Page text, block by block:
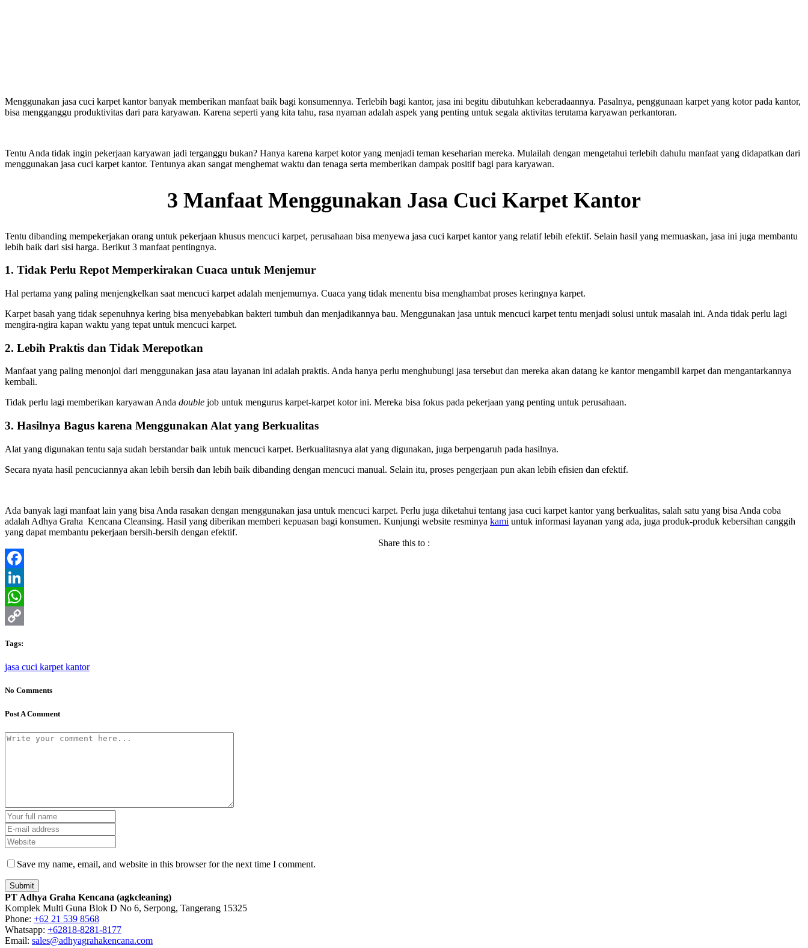
Menggunakan jasa cuci karpet kantor banyak memberikan manfaat baik bagi konsumennya. Terlebih bagi kantor, jasa ini begitu dibutuhkan keberadaannya. Pasalnya, penggunaan karpet yang kotor pada kantor,
bisa mengganggu produktivitas dari para karyawan. Karena seperti yang kita tahu, rasa nyaman adalah aspek yang penting untuk segala aktivitas terutama karyawan perkantoran.
Tentu Anda tidak ingin pekerjaan karyawan jadi terganggu bukan? Hanya karena karpet kotor yang menjadi teman keseharian mereka. Mulailah dengan mengetahui terlebih dahulu manfaat yang didapatkan dari
menggunakan jasa cuci karpet kantor. Tentunya akan sangat menghemat waktu dan tenaga serta memberikan dampak positif bagi para karyawan.
3 Manfaat Menggunakan Jasa Cuci Karpet Kantor
Tentu dibanding mempekerjakan orang untuk pekerjaan khusus mencuci karpet, perusahaan bisa menyewa jasa cuci karpet kantor yang relatif lebih efektif. Selain hasil yang memuaskan, jasa ini juga membantu
lebih baik dari sisi harga. Berikut 3 manfaat pentingnya.
1. Tidak Perlu Repot Memperkirakan Cuaca untuk Menjemur
Hal pertama yang paling menjengkelkan saat mencuci karpet adalah menjemurnya. Cuaca yang tidak menentu bisa menghambat proses keringnya karpet.
Karpet basah yang tidak sepenuhnya kering bisa menyebabkan bakteri tumbuh dan menjadikannya bau. Menggunakan jasa untuk mencuci karpet tentu menjadi solusi untuk masalah ini. Anda tidak perlu lagi
mengira-ngira kapan waktu yang tepat untuk mencuci karpet.
2. Lebih Praktis dan Tidak Merepotkan
Manfaat yang paling menonjol dari menggunakan jasa atau layanan ini adalah praktis. Anda hanya perlu menghubungi jasa tersebut dan mereka akan datang ke kantor mengambil karpet dan mengantarkannya
kembali.
Tidak perlu lagi memberikan karyawan Anda double job untuk mengurus karpet-karpet kotor ini. Mereka bisa fokus pada pekerjaan yang penting untuk perusahaan.
3. Hasilnya Bagus karena Menggunakan Alat yang Berkualitas
Alat yang digunakan tentu saja sudah berstandar baik untuk mencuci karpet. Berkualitasnya alat yang digunakan, juga berpengaruh pada hasilnya.
Secara nyata hasil pencuciannya akan lebih bersih dan lebih baik dibanding dengan mencuci manual. Selain itu, proses pengerjaan pun akan lebih efisien dan efektif.
Ada banyak lagi manfaat lain yang bisa Anda rasakan dengan menggunakan jasa untuk mencuci karpet. Perlu juga diketahui tentang jasa cuci karpet kantor yang berkualitas, salah satu yang bisa Anda coba
adalah Adhya Graha Kencana Cleansing. Hasil yang diberikan memberi kepuasan bagi konsumen. Kunjungi website resminya kami untuk informasi layanan yang ada, juga produk-produk kebersihan canggih
yang dapat membantu pekerjaan bersih-bersih dengan efektif.
Share this to :
Tags:
jasa cuci karpet kantor
No Comments
Post A Comment
Save my name, email, and website in this browser for the next time I comment.
PT Adhya Graha Kencana (agkcleaning)
Komplek Multi Guna Blok D No 6, Serpong, Tangerang 15325
Phone: +62 21 539 8568
Whatsapp: +62818-8281-8177
Email: sales@adhyagrahakencana.com